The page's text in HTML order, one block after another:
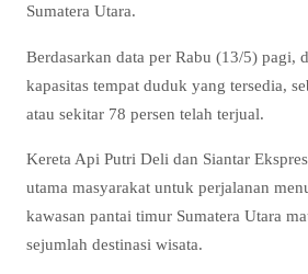
Sumatera Utara.
Berdasarkan data per Rabu (13/5) pagi,
kapasitas tempat duduk yang tersedia,
atau sekitar 78 persen telah terjual.
Kereta Api Putri Deli dan Siantar
utama masyarakat untuk perjalanan
kawasan pantai timur Sumatera Utara
sejumlah destinasi wisata.